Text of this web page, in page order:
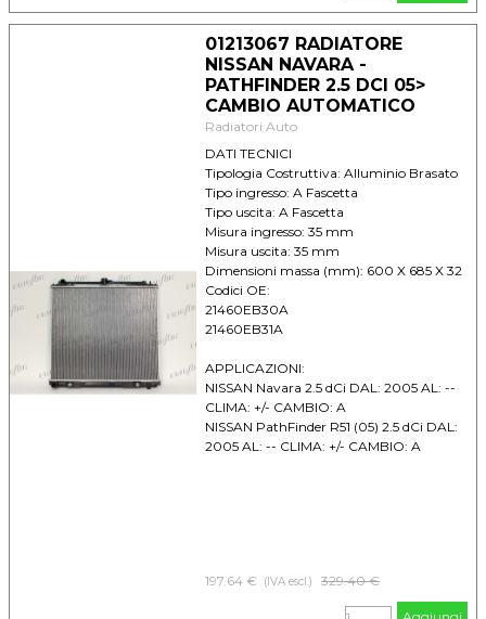
01213067 RADIATORE
NISSAN NAVARA -
PATHFINDER 2.5 DCI 05>
CAMBIO AUTOMATICO
Radiatori Auto
DATI TECNICI
Tipologia Costruttiva: Alluminio Brasato
Tipo ingresso: A Fascetta
Tipo uscita: A Fascetta
Misura ingresso: 35 mm
Misura uscita: 35 mm
Dimensioni massa (mm): 600 X 685 X 32
Codici OE:
21460EB30A
21460EB31A
APPLICAZIONI:
NISSAN Navara 2.5 dCi DAL: 2005 AL: --
CLIMA: +/- CAMBIO: A
NISSAN PathFinder R51 (05) 2.5 dCi DAL:
2005 AL: -- CLIMA: +/- CAMBIO: A
197.64 € (IVA escl.) Prezzo senza sconto
329.40 €